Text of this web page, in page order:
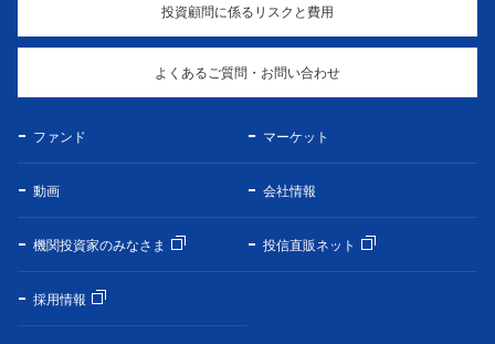
投資顧問に係るリスクと費用
よくあるご質問・お問い合わせ
ファンド マーケット
動画 会社情報
機関投資家のみなさま 投信直販ネット
採用情報